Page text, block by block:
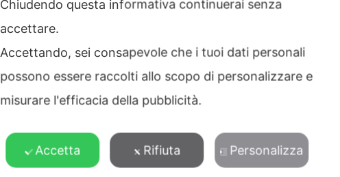
Chiudendo questa informativa continuerai senza
accettare.
Accettando, sei consapevole che i tuoi dati personali
possono essere raccolti allo scopo di personalizzare e
misurare l'efficacia della pubblicità.
Accetta Rifiuta Personalizza